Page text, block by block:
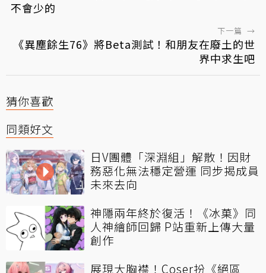
不會少的
下一篇 →
《異塵餘生76》將Beta測試！和朋友在廢土的世
界中求生吧
猜你喜歡
同類好文
日V團體「深淵組」解散！因財
務惡化無法穩定營運 同步揭成員
未來去向
神隱兩年終於復活！《冰菓》同
人神繪師回歸 P站重新上傳大量
創作
展現大胸襟！Coser扮《絕區